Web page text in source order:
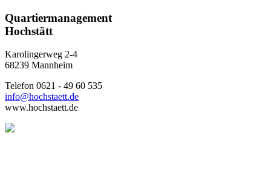
Quartiermanagement
Hochstätt
Karolingerweg 2-4
68239 Mannheim
Telefon 0621 - 49 60 535
info@hochstaett.de
www.hochstaett.de